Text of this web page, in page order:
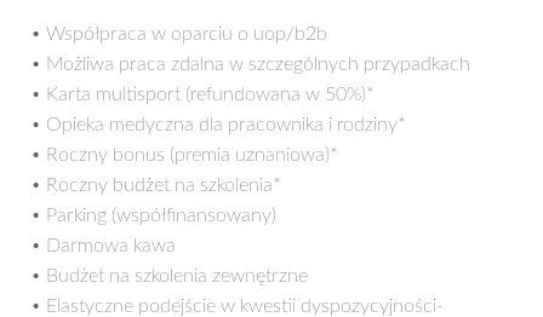
• Współpraca w oparciu o uop/b2b
• Możliwa praca zdalna w szczególnych przypadkach
• Karta multisport (refundowana w 50%)*
• Opieka medyczna dla pracownika i rodziny*
• Roczny bonus (premia uznaniowa)*
• Roczny budżet na szkolenia*
• Parking (współfinansowany)
• Darmowa kawa
• Budżet na szkolenia zewnętrzne
• Elastyczne podejście w kwestii dyspozycyjności-